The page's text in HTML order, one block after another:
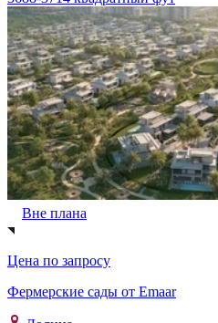
Вне плана
Цена по запросу
Фермерские сады от Emaar